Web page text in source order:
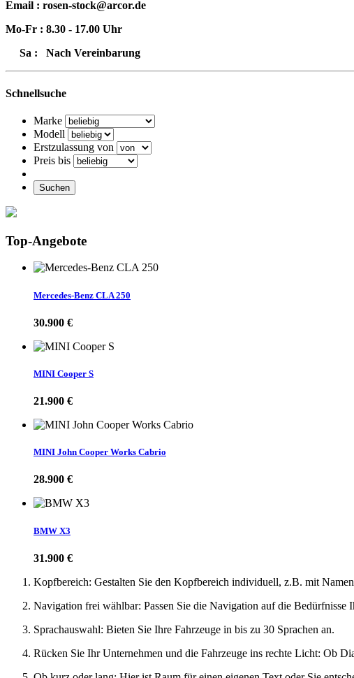
Land Rover Discovery
BMW 53034.900 EUR
BMW X544.900 EUR
BMW 52027.900 EUR
Renault Trafic17.900 EUR
VW Arteon 25.900 EUR
Email : rosen-stock@arcor.de
Mo-Fr : 8.30 - 17.00 Uhr
Sa : Nach Vereinbarung
Schnellsuche
Marke
Modell
Erstzulassung von
Preis bis
Suchen
Top-Angebote
Mercedes-Benz CLA 250
30.900 €
MINI Cooper S
21.900 €
MINI John Cooper Works Cabrio
28.900 €
BMW X3
31.900 €
Kopfbereich: Gestalten Sie den Kopfbereich individuell, z.B. mit
Navigation frei wählbar: Passen Sie die Navigation auf die Bedürfnisse
Sprachauswahl: Bieten Sie Ihre Fahrzeuge in bis zu 30 Sprachen an.
Rücken Sie Ihr Unternehmen und die Fahrzeuge ins rechte Licht: Ob